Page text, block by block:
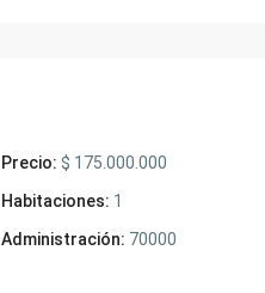
Precio: $ 175.000.000
Habitaciones: 1
Administración: 70000